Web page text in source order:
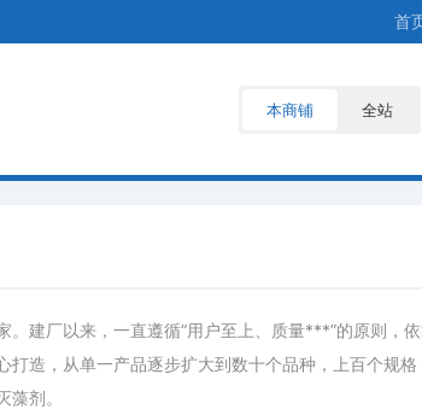
首
本商铺 全站
厂以来，一直遵循“用户至上、质量***”的原则，
造，从单一产品逐步扩大到数十个品种，上百个规格
剂。